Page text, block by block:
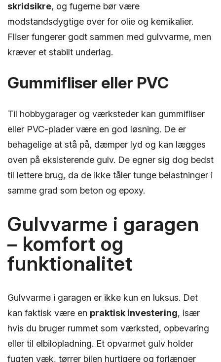
skridsikre, og fugerne bør være
modstandsdygtige over for olie og kemikalier.
Fliser fungerer godt sammen med gulvvarme, men
kræver et stabilt underlag.
Gummifliser eller PVC
Til hobbygarager og værksteder kan gummifliser
eller PVC-plader være en god løsning. De er
behagelige at stå på, dæmper lyd og kan lægges
oven på eksisterende gulv. De egner sig dog bedst
til lettere brug, da de ikke tåler tunge belastninger i
samme grad som beton og epoxy.
Gulvvarme i garagen
– komfort og
funktionalitet
Gulvvarme i garagen er ikke kun en luksus. Det
kan faktisk være en praktisk investering, især
hvis du bruger rummet som værksted, opbevaring
eller til elbilopladning. Et opvarmet gulv holder
fugten væk, tørrer bilen hurtigere og forlænger